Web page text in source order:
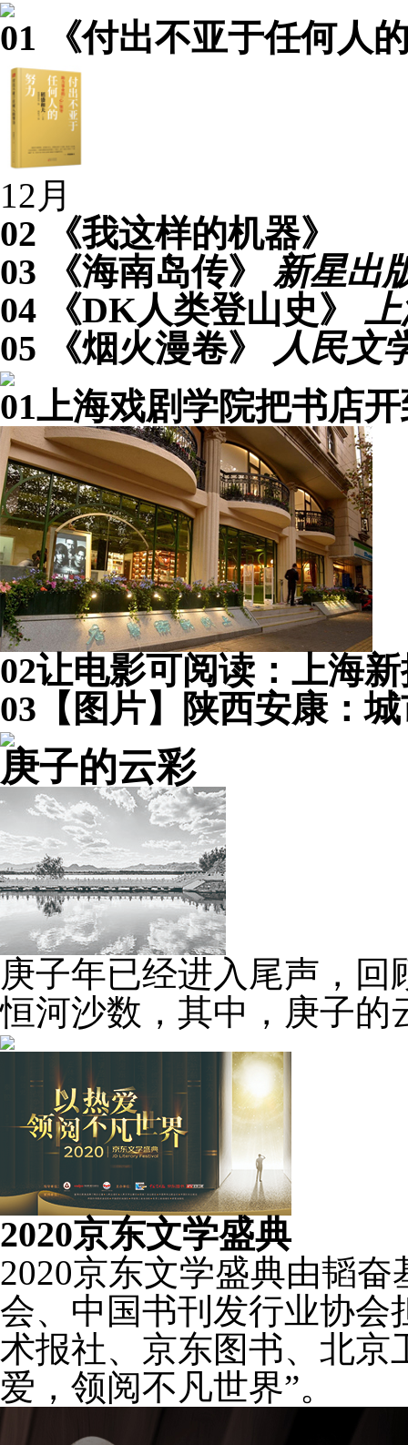
01 《付出不亚于任何人
12月
02
《我这样的机器》
03
《海南岛传》
新星出
04
《DK人类登山史》
05
《烟火漫卷》
人民文
01上海戏剧学院把书店
02让电影可阅读：上海
03 【图片】陕西安康：
庚子的云彩
庚子年已经进入尾声，
恒河沙数，其中，庚子的
2020京东文学盛典
2020京东文学盛典由韬
会、中国书刊发行业协会
术报社、京东图书、北京
爱，领阅不凡世界”。